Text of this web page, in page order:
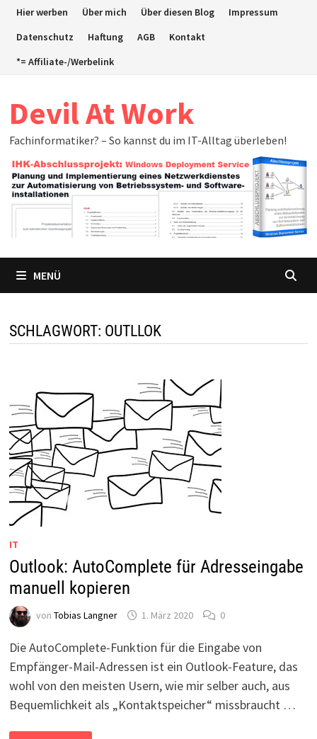
ZumHier werben Über mich Über diesen Blog
Impressum
Datenschutz
Haftung AGB
Kontakt
*= Affiliate-/Werbelink
Devil At Work
Fachinformatiker? – So kannst du im IT-Alltag überleben!
MENÜ
SCHLAGWORT: OUTLLOK
IT
Outlook: AutoComplete für Adresseingabe
manuell kopieren
von Tobias Langner 1. März 2020 0
Die AutoComplete-Funktion für die Eingabe von
Empfänger-Mail-Adressen ist ein Outlook-Feature, das
wohl von den meisten Usern, wie mir selber auch, aus
Bequemlichkeit als „Kontaktspeicher“ missbraucht …